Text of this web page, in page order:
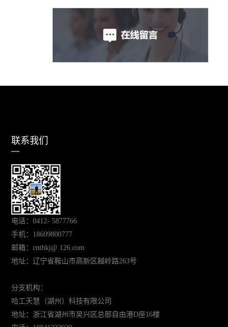
联系我们
电话：0412- 5877766
手机：18609800777
邮箱：cnthkj@ 126.com
地址：辽宁省鞍山市高新区越岭路263号
分支机构：
哈工天慧（湖州 ）科技有限公司
地址：浙江省湖州市吴兴区总部自由港D座16楼